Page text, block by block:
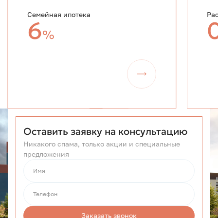
Семейная ипотека
6%
Оставить заявку на консультацию
Никакого спама, только акции и специальные
предложения
Имя
Телефон
Заказать звонок